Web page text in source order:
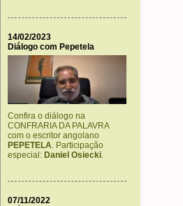
14/02/2023
Diálogo com Pepetela
Confira o diálogo na
CONFRARIA DA PALAVRA
com o escritor angolano
PEPETELA. Participação
especial: Daniel Osiecki.
07/11/2022